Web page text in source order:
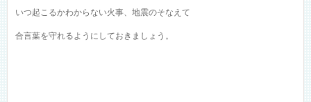
いつ起こるかわからない火事、地震のそなえて
合言葉を守れるようにしておきましょう。